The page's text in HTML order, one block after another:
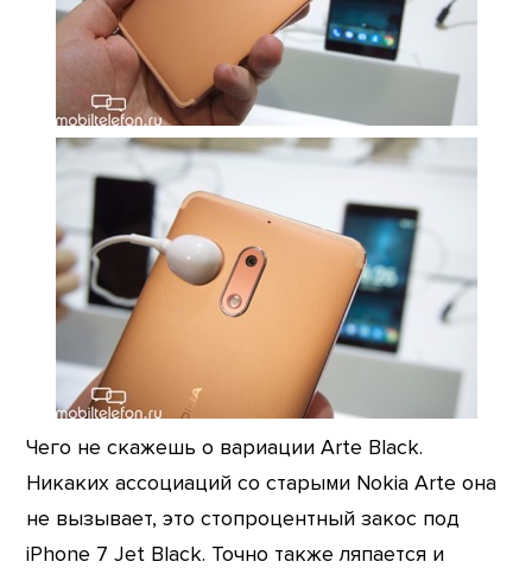
Чего не скажешь о вариации Arte Black.
Никаких ассоциаций со старыми Nokia Arte она
не вызывает, это стопроцентный закос под
iPhone 7 Jet Black. Точно также ляпается и